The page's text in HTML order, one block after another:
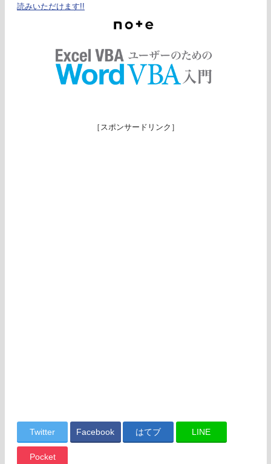
読みいただけます!!
［スポンサードリンク］
Twitter Facebook はてブ LINE
Pocket